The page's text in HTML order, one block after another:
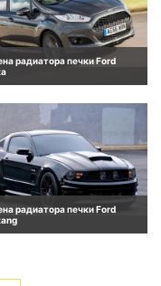
радиатора печки Ford
радиатора печки Ford